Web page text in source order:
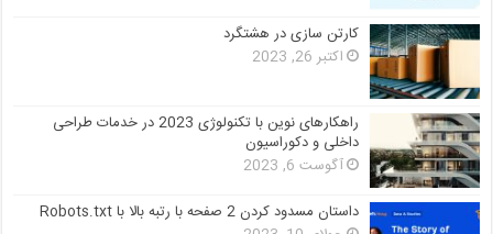
کارتن سازی در هشتگرد
اکتبر 26, 2023
راهکارهای نوین با تکنولوژی 2023 در خدمات طراحی
داخلی و دکوراسیون
آگوست 6, 2023
داستان مسدود کردن 2 صفحه با رتبه بالا با Robots.txt